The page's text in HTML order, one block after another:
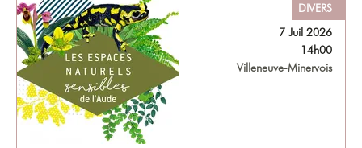
DIVERS
7 Juil 2026
14h00
Villeneuve-Minervois